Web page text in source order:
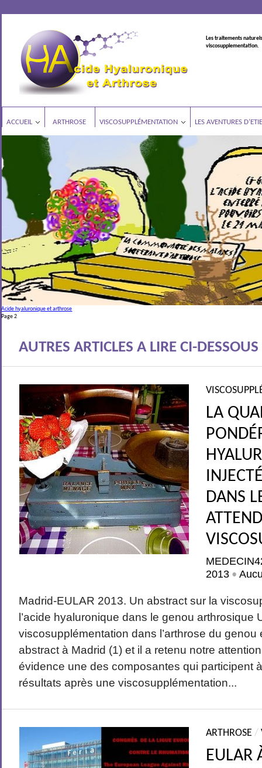
Les traitements
viscosupplementation.
ACCUEIL ARTHROSE VISCOSUPPLÉMENTATION LES AVENTURES
suggèrent que les processus conduisant au développement de l’arthrose
gonarthrose déposé...
Acide hyaluronique et arthrose
Page 2
AUTRES ARTICLES A LIRE CI-DESSOUS
LA
DANS
2013 •
Madrid-EULAR 2013. Un abstract sur la
l’acide hyaluronique dans le genou arthrosique
viscosupplémentation dans l’arthrose du genou
abstract à Madrid (1) et il a retenu notre
évidence une des composantes qui participent
résultats après une viscosupplémentation...
ARTHROSE /
EULAR